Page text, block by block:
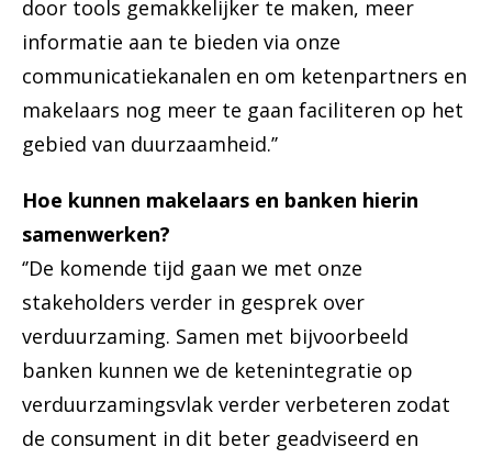
door tools gemakkelijker te maken, meer
informatie aan te bieden via onze
communicatiekanalen en om ketenpartners en
makelaars nog meer te gaan faciliteren op het
gebied van duurzaamheid.’’
Hoe kunnen makelaars en banken hierin
samenwerken?
‘’De komende tijd gaan we met onze
stakeholders verder in gesprek over
verduurzaming. Samen met bijvoorbeeld
banken kunnen we de ketenintegratie op
verduurzamingsvlak verder verbeteren zodat
de consument in dit beter geadviseerd en